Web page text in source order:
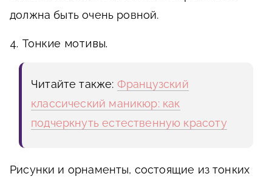
должна быть очень ровной.
4. Тонкие мотивы.
Читайте также: Французский
классический маникюр: как
подчеркнуть естественную красоту
Рисунки и орнаменты, состоящие из тонких